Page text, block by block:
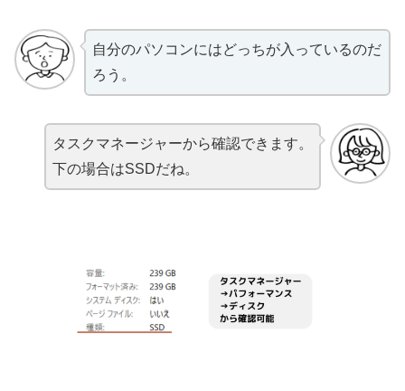
自分のパソコンにはどっちが入っているのだ
ろう。
タスクマネージャーから確認できます。
下の場合はSSDだね。